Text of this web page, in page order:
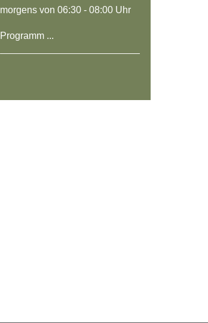
morgens von 06:30 - 08:00 Uhr
Programm ...